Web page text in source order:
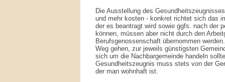
Die Ausstellung des
und mehr kosten - konkret richtet sich das
der es beantragt wird sowie ggfs. nach der
können, müssen aber nicht durch den
Berufsgenossenschaft übernommen
Weg gehen, zur jeweils günstigsten
sich um die Nachbargemeinde handeln
Gesundheitszeugnis muss stets von der
der man wohnhaft ist.